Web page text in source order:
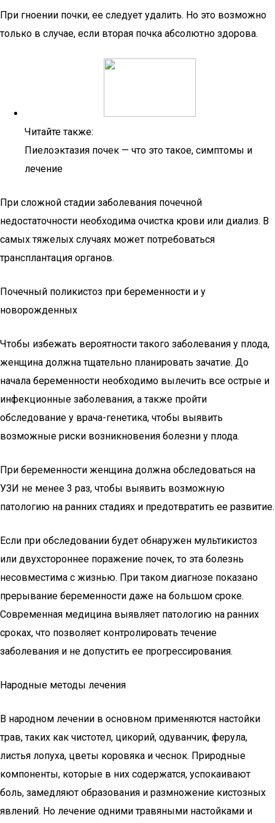
При гноении почки, ее следует удалить. Но это возможно
только в случае, если вторая почка абсолютно здорова.
Читайте также:
Пиелоэктазия почек — что это такое, симптомы и
лечение
При сложной стадии заболевания почечной
недостаточности необходима очистка крови или диализ. В
самых тяжелых случаях может потребоваться
трансплантация органов.
Почечный поликистоз при беременности и у
новорожденных
Чтобы избежать вероятности такого заболевания у плода,
женщина должна тщательно планировать зачатие. До
начала беременности необходимо вылечить все острые и
инфекционные заболевания, а также пройти
обследование у врача-генетика, чтобы выявить
возможные риски возникновения болезни у плода.
При беременности женщина должна обследоваться на
УЗИ не менее 3 раз, чтобы выявить возможную
патологию на ранних стадиях и предотвратить ее развитие.
Если при обследовании будет обнаружен мультикистоз
или двухстороннее поражение почек, то эта болезнь
несовместима с жизнью. При таком диагнозе показано
прерывание беременности даже на большом сроке.
Современная медицина выявляет патологию на ранних
сроках, что позволяет контролировать течение
заболевания и не допустить ее прогрессирования.
Народные методы лечения
В народном лечении в основном применяются настойки
трав, таких как чистотел, цикорий, одуванчик, ферула,
листья лопуха, цветы коровяка и чеснок. Природные
компоненты, которые в них содержатся, успокаивают
боль, замедляют образования и размножение кистозных
явлений. Но лечение одними травяными настойками и